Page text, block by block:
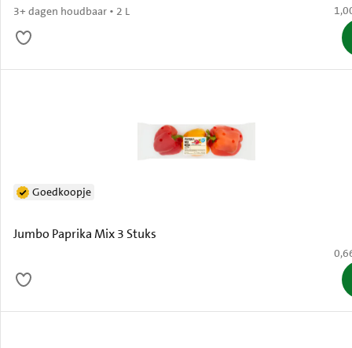
3+ dagen houdbaar • 2 L €
Jumbo Paprika Mix 3 Stuks
Goedkoopje
€